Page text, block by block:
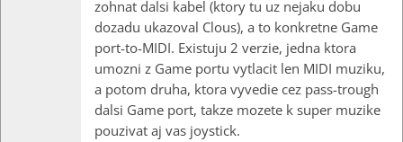
zohnat dalsi kabel (ktory tu uz nejaku dobu
dozadu ukazoval Clous), a to konkretne Game
port-to-MIDI. Existuju 2 verzie, jedna ktora
umozni z Game portu vytlacit len MIDI muziku,
a potom druha, ktora vyvedie cez pass-trough
dalsi Game port, takze mozete k super muzike
pouzivat aj vas joystick.